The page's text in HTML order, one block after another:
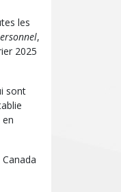
les
,
2025
sont